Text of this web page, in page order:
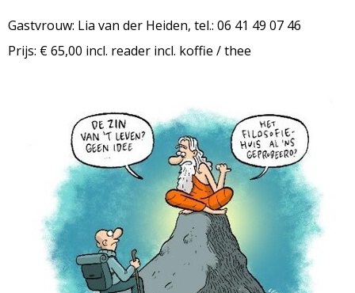
Gastvrouw: Lia van der Heiden, tel.: 06 41 49 07 46
Prijs: € 65,00 incl. reader incl. koffie / thee